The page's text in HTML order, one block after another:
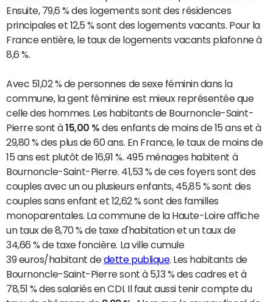
Ensuite, 79,6 % des logements sont des résidences
principales et 12,5 % sont des logements vacants. Pour la
France entière, le taux de logements vacants plafonne à
8,6 %.
Avec 51,02 % de personnes de sexe féminin dans la
commune, la gent féminine est mieux représentée que
celle des hommes. Les habitants de Bournoncle-Saint-
Pierre sont à15,00 % des enfants de moins de 15 ans et à
29,80 % des plus de 60 ans. En France, le taux de moins de
15 ans est plutôt de 16,91 %. 495 ménages habitent à
Bournoncle-Saint-Pierre. 41,53 % de ces foyers sont des
couples avec un ou plusieurs enfants, 45,85 % sont des
couples sans enfant et 12,62 % sont des familles
monoparentales. La commune de la Haute-Loire affiche
un taux de 8,70 % de taxe d'habitation et un taux de
34,66 % de taxe foncière. La ville cumule
39 euros/habitant dedette publique. Les habitants de
Bournoncle-Saint-Pierre sont à 5,13 % des cadres et à
78,51 % des salariés en CDI. Il faut aussi tenir compte du